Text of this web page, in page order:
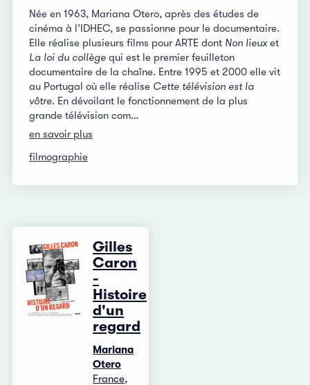
Née en 1963, Mariana Otero, après des études de
cinéma à l’IDHEC, se passionne pour le documentaire.
Elle réalise plusieurs films pour ARTE dont Non lieuxet
La loi du collège qui est le premier feuilleton
documentaire de la chaîne. Entre 1995 et 2000 elle vit
au Portugal où elle réalise Cette télévision est la
vôtre. En dévoilant le fonctionnement de la plus
grande télévision com…
en savoir plus
filmographie
Gilles
Caron
-
Histoire
d'un
regard
Mariana
Otero
France,